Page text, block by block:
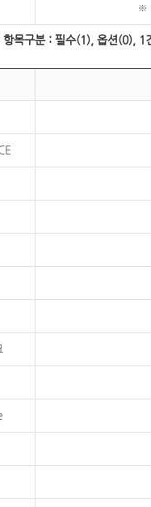
※
목구분 : 필수(1), 옵션(0), 1